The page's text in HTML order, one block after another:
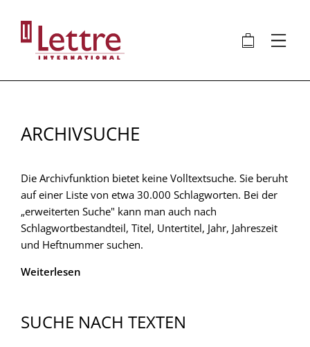
Inhalt
🛍 ⋮
ARCHIVSUCHE
Die Archivfunktion bietet keine Volltextsuche. Sie beruht
auf einer Liste von etwa 30.000 Schlagworten. Bei der
„erweiterten Suche" kann man auch nach
Schlagwortbestandteil, Titel, Untertitel, Jahr, Jahreszeit
und Heftnummer suchen.
Weiterlesen
SUCHE NACH TEXTEN